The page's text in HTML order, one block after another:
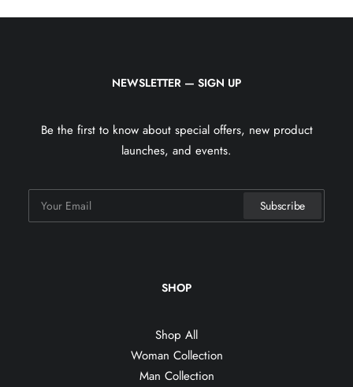
NEWSLETTER — SIGN UP
Be the first to know about special offers, new product
launches, and events.
SHOP
Shop All
Woman Collection
Man Collection